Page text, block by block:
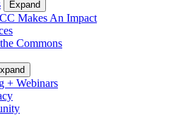
Expand
Makes An Impact
Commons
+ Webinars